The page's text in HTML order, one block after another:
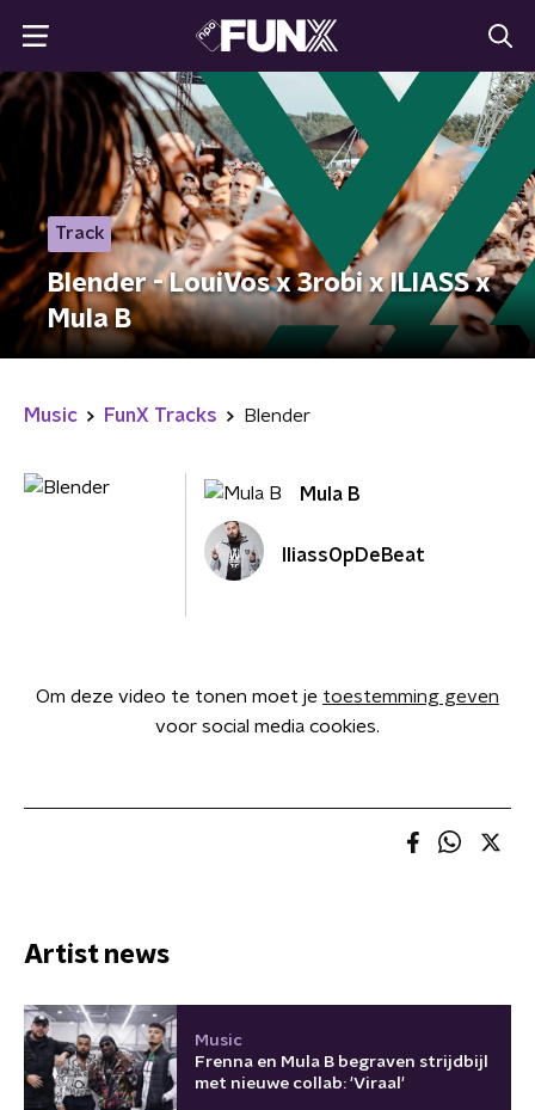
Track
Blender - LouiVos x 3robi x ILIASS x
Mula B
Music FunX Tracks Blender
Mula B
IliassOpDeBeat
Om deze video te tonen moet je toestemming geven
voor social media cookies.
Artist news
Music
Frenna en Mula B begraven strijdbijl
met nieuwe collab: 'Viraal'